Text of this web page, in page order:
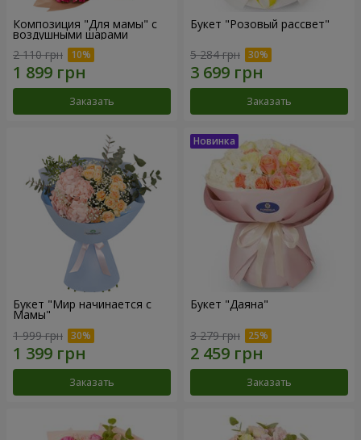
Композиция "Для мамы" с
воздушными шарами
2 110 грн
Заказать
Букет "Розовый рассвет"
5 284 грн
Заказать
Букет "Мир начинается с
Мамы"
1 999 грн
Заказать
Букет "Даяна"
3 279 грн
Заказать